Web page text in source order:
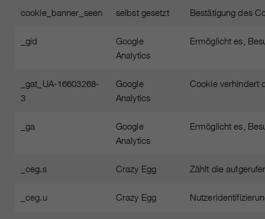
cookie_banner_seen selbst gesetzt Bestätigung des
_gid
Google
Analytics
Ermöglicht es,
_gat_UA-16603268-
3
Google
Analytics
Cookie verhindert
_ga
Google
Analytics
Ermöglicht es,
_ceg.s Crazy Egg Zählt die
_ceg.u Crazy Egg